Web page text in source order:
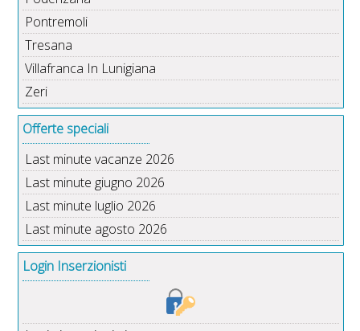
Pontremoli
Tresana
Villafranca In Lunigiana
Zeri
Offerte speciali
Last minute vacanze 2026
Last minute giugno 2026
Last minute luglio 2026
Last minute agosto 2026
Login Inserzionisti